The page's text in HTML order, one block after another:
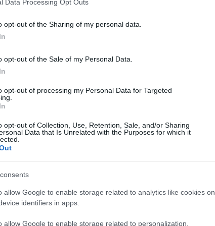
Data Processing Opt Outs
opt-out of the Sharing of my personal data.
opt-out of the Sale of my Personal Data.
opt-out of processing my Personal Data for Targeted
opt-out of Collection, Use, Retention, Sale, and/or Sharing
Data that Is Unrelated with the Purposes for which it
allow Google to enable storage related to analytics like cookies on
identifiers in apps.
allow Google to enable storage related to personalization.
na
,-sma,-smo,-sp, -spa